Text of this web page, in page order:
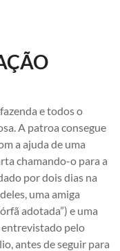
e todos o
A patroa consegue
a ajuda de uma
chamando-o para a
por dois dias na
uma amiga
adotada”) e uma
entrevistado pelo
antes de seguir para